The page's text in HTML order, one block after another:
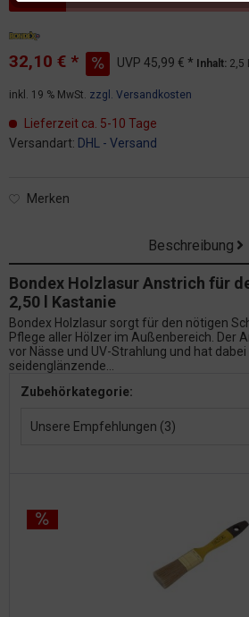
32,10 € * UVP 45,99 € * Inhalt: 2,5
inkl. 19 % MwSt. zzgl. Versandkosten
Lieferzeit ca. 5-10 Tage
Versandart: DHL - Versand
Merken
Beschreibung
Bondex Holzlasur Anstrich für
2,50 l Kastanie
Bondex Holzlasur sorgt für den nötigen
Pflege aller Hölzer im Außenbereich. Der
vor Nässe und UV-Strahlung und hat
seidenglänzende...
Zubehörkategorie: